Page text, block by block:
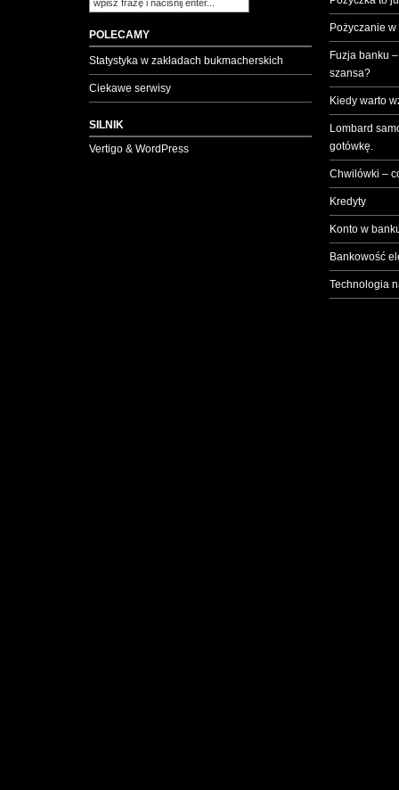
POLECAMY
Statystyka w zakładach bukmacherskich
Ciekawe serwisy
SILNIK
Vertigo & WordPress
Pożyczanie
Fuzja banku
szansa?
Kiedy warto
Lombard
gotówkę.
Chwilówki –
Kredyty
Konto w
Bankowość
Technologia